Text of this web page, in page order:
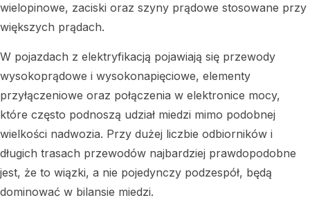
wielopinowe, zaciski oraz szyny prądowe stosowane przy
większych prądach.
W pojazdach z elektryfikacją pojawiają się przewody
wysokoprądowe i wysokonapięciowe, elementy
przyłączeniowe oraz połączenia w elektronice mocy,
które często podnoszą udział miedzi mimo podobnej
wielkości nadwozia. Przy dużej liczbie odbiorników i
długich trasach przewodów najbardziej prawdopodobne
jest, że to wiązki, a nie pojedynczy podzespół, będą
dominować w bilansie miedzi.